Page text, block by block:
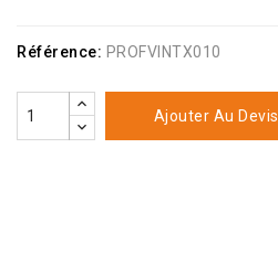
Référence: PROFVINTX010
Ajouter Au Devis